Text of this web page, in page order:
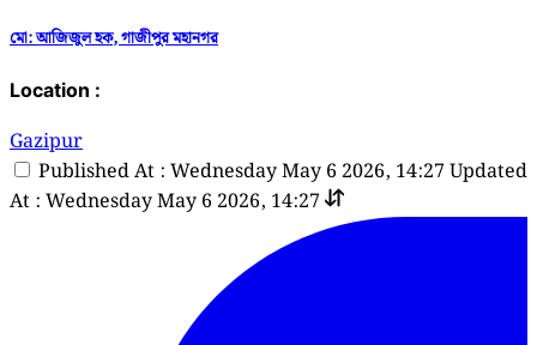
মো: আজিজুল হক, গাজীপুর মহানগর
Location :
Gazipur
Published At : Wednesday May 6 2026, 14:27 Updated
At : Wednesday May 6 2026, 14:27